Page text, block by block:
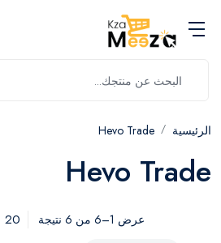
الرئيسية Hevo Trade
Hevo Trade
عرض 1–6 من 6 نتيجة 20